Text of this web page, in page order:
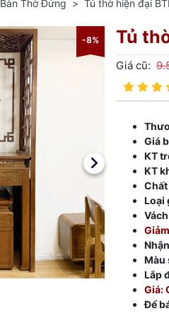
Bàn Thờ Đứng Tủ thờ hiện đại
-8% Tủ
Giá cũ:
Giá
KT
KT
Loại
Màu
Lắp
Giá:
Để